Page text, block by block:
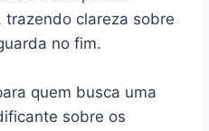
clareza sobre
no fim.
quem busca uma
sobre os